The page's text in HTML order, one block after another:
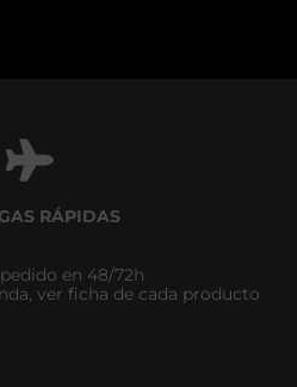
RÁPIDAS
en 48/72h
ver ficha de cada producto